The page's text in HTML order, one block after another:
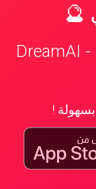
🔮
📱 تطبيق تفسير الأحلام الذكي - DreamAI
!